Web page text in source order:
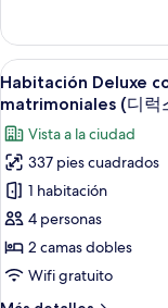
Premier
con
2
camas
Abrir
todas
las
fotos
de
Habitación
Deluxe
con
2
4
Habitación Deluxe
matrimoniales (디럭
Vista a la ciudad
337 pies cuadrados
1 habitación
4 personas
2 camas dobles
Wifi gratuito